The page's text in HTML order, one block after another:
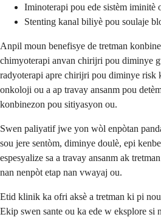
Iminoterapi pou ede sistèm iminitè
Stenting kanal biliyè pou soulaje
Anpil moun benefisye de tretman
chimyoterapi anvan chirijri pou diminye
radyoterapi apre chirijri pou diminye risk
onkoloji ou a ap travay ansanm pou
konbinezon pou sitiyasyon ou.
Swen paliyatif jwe yon wòl enpòtan
sou jere sentòm, diminye doulè, epi
espesyalize sa a travay ansanm ak
nan nenpòt etap nan vwayaj ou.
Etid klinik ka ofri aksè a tretman ki pi
Ekip swen sante ou ka ede w eksplore